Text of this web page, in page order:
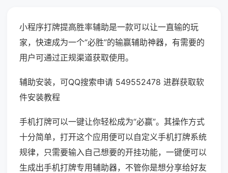
小程序打牌提高胜率辅助是一款可以让一直输的玩
家，快速成为一个“必胜”的输赢辅助神器，有需要的
用户可通过正规渠道获取使用。
辅助安装，可QQ搜索申请 549552478 进群获取软
件安装教程
手机打牌可以一键让你轻松成为“必赢”。其操作方式
十分简单，打开这个应用便可以自定义手机打牌系统
规律，只需要输入自己想要的开挂功能，一键便可以
生成出手机打牌专用辅助器，不管你是想分享给好友